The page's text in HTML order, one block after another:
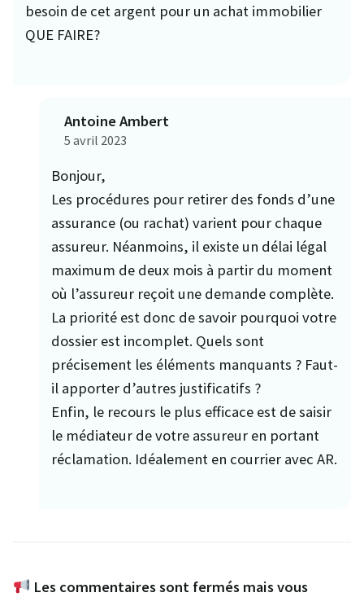
besoin de cet argent pour un achat immobilier
QUE FAIRE?
Antoine Ambert
5 avril 2023
Bonjour,
Les procédures pour retirer des fonds d’une
assurance (ou rachat) varient pour chaque
assureur. Néanmoins, il existe un délai légal
maximum de deux mois à partir du moment
où l’assureur reçoit une demande complète.
La priorité est donc de savoir pourquoi votre
dossier est incomplet. Quels sont
précisement les éléments manquants ? Faut-
il apporter d’autres justificatifs ?
Enfin, le recours le plus efficace est de saisir
le médiateur de votre assureur en portant
réclamation. Idéalement en courrier avec AR.
Les commentaires sont fermés mais vous